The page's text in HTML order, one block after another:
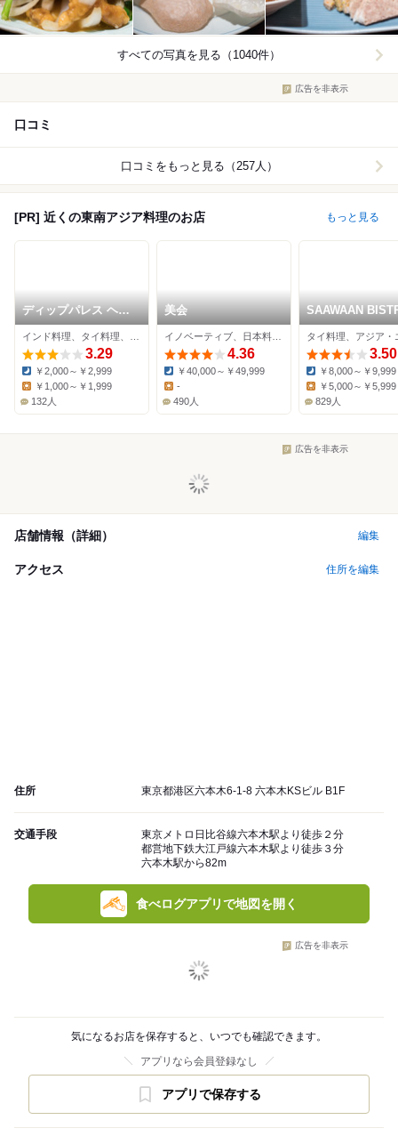
すべての写真を見る（1040件）
広告を非表示
口コミ
口コミをもっと見る（257人）
[PR] 近くの東南アジア料理のお店 もっと見る
ディップパレス ヘリ
テイジ 六本木店
3.29
Dinner:
￥2,000～￥2,999
￥1,000～￥1,999
132人
美会
4.36
Dinner:
￥40,000～￥49,999
-
490人
SAAWAAN
3.50
Dinner:
￥8,000～￥9,999
￥5,000～￥5,999
829人
広告を非表示
店舗情報（詳細） 編集
アクセス 住所を編集
住所 東京都港区六本木6-1-8 六本木KSビル B1F
交通手段
東京メトロ日比谷線六本木駅より徒歩２分
都営地下鉄大江戸線六本木駅より徒歩３分
六本木駅から82m
食べログアプリで地図を開く
広告を非表示
気になるお店を保存すると、いつでも確認できます。
アプリなら会員登録なし
アプリで保存する